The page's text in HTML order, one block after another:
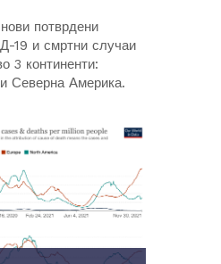
потврдени
19 и смртни случаи
3 континенти:
Северна Америка.